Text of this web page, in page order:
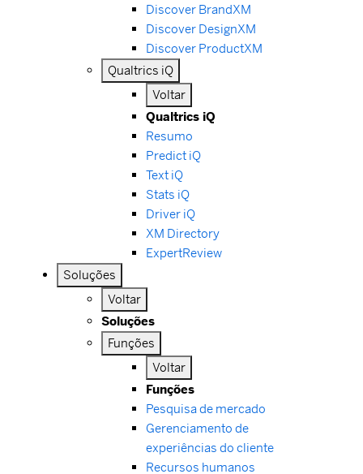
Discover BrandXM
Discover DesignXM
Discover ProductXM
Qualtrics iQ
Voltar
Qualtrics iQ
Resumo
Predict iQ
Text iQ
Stats iQ
Driver iQ
XM Directory
ExpertReview
Soluções
Voltar
Soluções
Funções
Voltar
Funções
Pesquisa de mercado
Gerenciamento de
experiências do cliente
Recursos humanos